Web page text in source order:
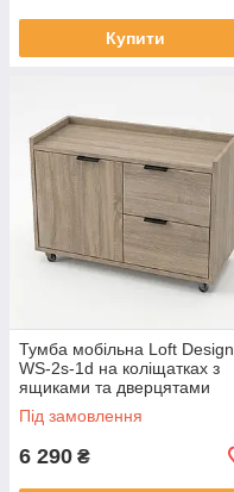
Купити
Тумба мобільна Loft Design
WS-2s-1d на коліщатках з
ящиками та дверцятами
Під замовлення
6 290 ₴